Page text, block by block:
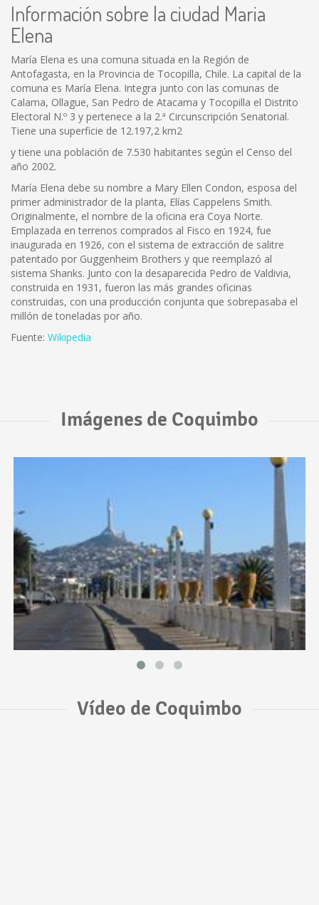
Información sobre la ciudad Maria
Elena
María Elena es una comuna situada en la Región de
Antofagasta, en la Provincia de Tocopilla, Chile. La capital de la
comuna es María Elena. Integra junto con las comunas de
Calama, Ollague, San Pedro de Atacama y Tocopilla el Distrito
Electoral N.º 3 y pertenece a la 2.ª Circunscripción Senatorial.
Tiene una superficie de 12.197,2 km2
y tiene una población de 7.530 habitantes según el Censo del
año 2002.
María Elena debe su nombre a Mary Ellen Condon, esposa del
primer administrador de la planta, Elías Cappelens Smith.
Originalmente, el nombre de la oficina era Coya Norte.
Emplazada en terrenos comprados al Fisco en 1924, fue
inaugurada en 1926, con el sistema de extracción de salitre
patentado por Guggenheim Brothers y que reemplazó al
sistema Shanks. Junto con la desaparecida Pedro de Valdivia,
construida en 1931, fueron las más grandes oficinas
construidas, con una producción conjunta que sobrepasaba el
millón de toneladas por año.
Fuente: Wikipedia
Imágenes de Coquimbo
Vídeo de Coquimbo